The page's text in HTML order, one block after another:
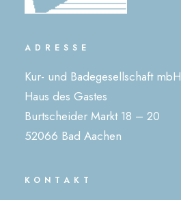
ADRESSE
Kur- und Badegesellschaft mbH
Haus des Gastes
Burtscheider Markt 18 – 20
52066 Bad Aachen
KONTAKT